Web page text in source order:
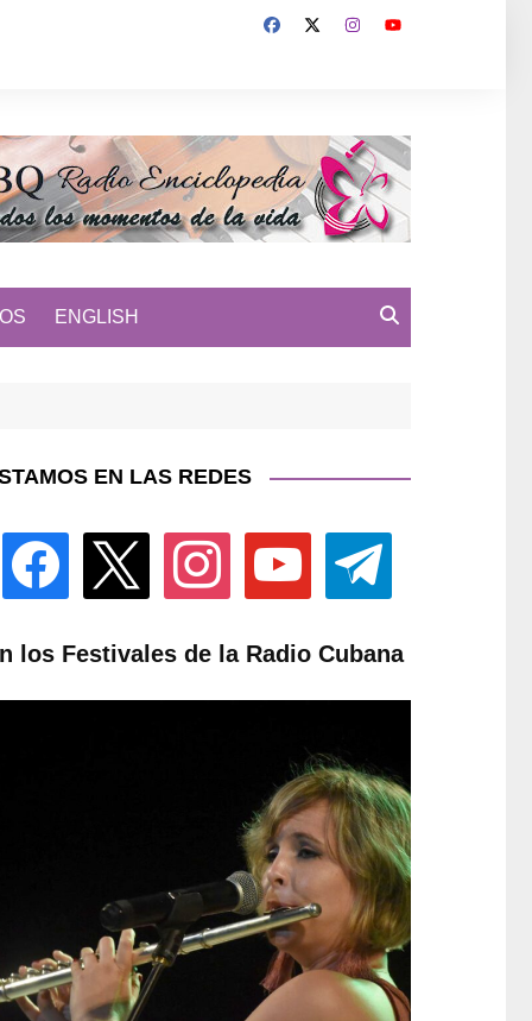
ENGLISH
EN LAS REDES
facebook instagram youtube telegram
los Festivales de la Radio Cubana